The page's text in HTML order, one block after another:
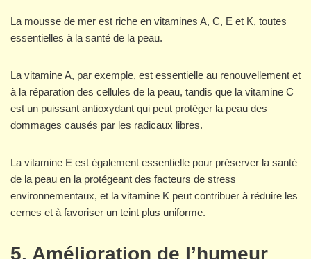
La mousse de mer est riche en vitamines A, C, E et K, toutes
essentielles à la santé de la peau.
La vitamine A, par exemple, est essentielle au renouvellement et
à la réparation des cellules de la peau, tandis que la vitamine C
est un puissant antioxydant qui peut protéger la peau des
dommages causés par les radicaux libres.
La vitamine E est également essentielle pour préserver la santé
de la peau en la protégeant des facteurs de stress
environnementaux, et la vitamine K peut contribuer à réduire les
cernes et à favoriser un teint plus uniforme.
5. Amélioration de l’humeur